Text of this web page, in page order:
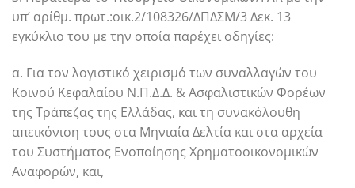
υπ’ αρίθμ. πρωτ.:οικ.2/108326/ΔΠΔΣΜ/3 Δεκ. 13
εγκύκλιο του με την οποία παρέχει οδηγίες:
α. Για τον λογιστικό χειρισμό των συναλλαγών του
Κοινού Κεφαλαίου Ν.Π.Δ.Δ. & Ασφαλιστικών Φορέων
της Τράπεζας της Ελλάδας, και τη συνακόλουθη
απεικόνιση τους στα Μηνιαία Δελτία και στα αρχεία
του Συστήματος Ενοποίησης Χρηματοοικονομικών
Αναφορών, και,